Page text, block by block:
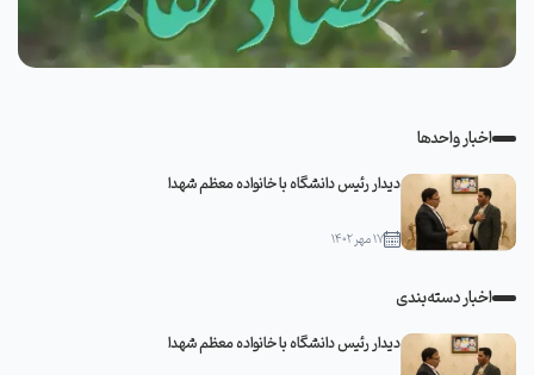
اخبار واحدها
دیدار رئیس دانشگاه با خانواده معظم شهدا
۱۷ مهر ۱۴۰۲
اخبار دسته‌بندی
دیدار رئیس دانشگاه با خانواده معظم شهدا